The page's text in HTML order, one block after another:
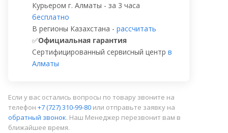
Курьером г. Алматы - за 3 часа
бесплатно
В регионы Казахстана - рассчитать
✅Официальная гарантия
Сертифицированный сервисный центр в
Алматы
Если у вас остались вопросы по товару звоните на
телефон +7 (727) 310-99-80 или отправьте заявку на
обратный звонок. Наш Менеджер перезвонит вам в
ближайшее время.